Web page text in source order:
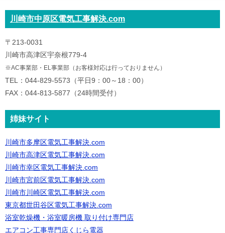
川崎市中原区電気工事解決.com
〒213-0031
川崎市高津区宇奈根779-4
※AC事業部・EL事業部（お客様対応は行っておりません）
TEL：044-829-5573（平日9：00～18：00）
FAX：044-813-5877（24時間受付）
姉妹サイト
川崎市多摩区電気工事解決.com
川崎市高津区電気工事解決.com
川崎市幸区電気工事解決.com
川崎市宮前区電気工事解決.com
川崎市川崎区電気工事解決.com
東京都世田谷区電気工事解決.com
浴室乾燥機・浴室暖房機 取り付け専門店
エアコン工事専門店くじら電器